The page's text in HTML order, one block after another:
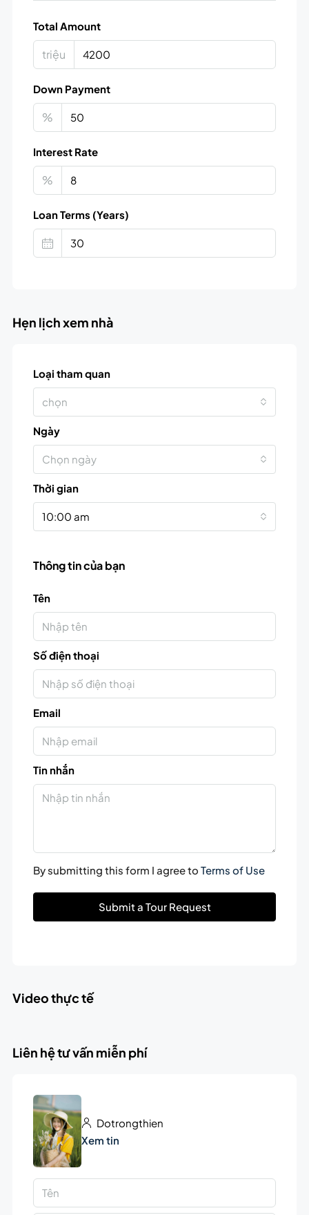
Total Amount
triệu
Down Payment
%
Interest Rate
%
Loan Terms (Years)
Hẹn lịch xem nhà
Loại tham quan
chọn
Ngày
Chọn ngày
Thời gian
10:00 am
Thông tin của bạn
Tên
Số điện thoại
Email
Tin nhắn
By submitting this form I agree to Terms of Use
Submit a Tour Request
Video thực tế
Liên hệ tư vấn miễn phí
Dotrongthien
Xem tin